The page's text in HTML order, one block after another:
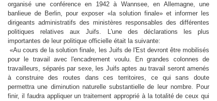
organisé une conférence en 1942 à Wannsee, en Allemagne, une
banlieue de Berlin, pour exposer «la solution finale» et informer les
dirigeants administratifs des ministères responsables des différentes
politiques relatives aux Juifs. L'une des déclarations les plus
importantes de leur politique officielle était la suivante:
«Au cours de la solution finale, les Juifs de l'Est devront être mobilisés
pour le travail avec l'encadrement voulu. En grandes colonnes de
travailleurs, séparés par sexe, les Juifs aptes au travail seront amenés
à construire des routes dans ces territoires, ce qui sans doute
permettra une diminution naturelle substantielle de leur nombre. Pour
finir, il faudra appliquer un traitement approprié à la totalité de ceux qui